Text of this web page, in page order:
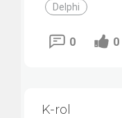
Delphi
0 0
K-rol